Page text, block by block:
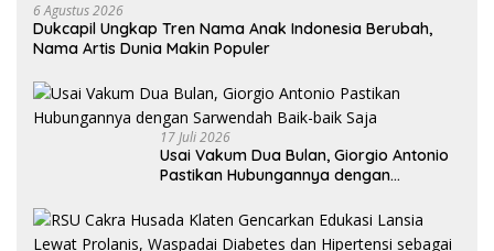
6 Agustus 2026
Dukcapil Ungkap Tren Nama Anak Indonesia Berubah,
Nama Artis Dunia Makin Populer
17 Juli 2026
Usai Vakum Dua Bulan, Giorgio Antonio
Pastikan Hubungannya dengan